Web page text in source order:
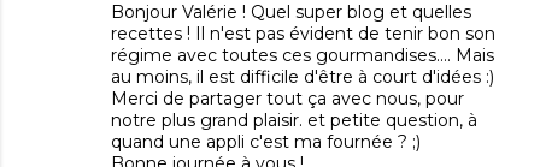
Bonjour Valérie ! Quel super blog et quelles
recettes ! Il n'est pas évident de tenir bon son
régime avec toutes ces gourmandises.... Mais
au moins, il est difficile d'être à court d'idées :)
Merci de partager tout ça avec nous, pour
notre plus grand plaisir. et petite question, à
quand une appli c'est ma fournée ? ;)